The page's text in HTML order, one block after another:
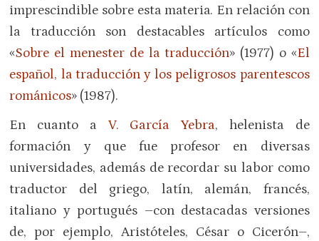
imprescindible sobre esta materia. En relación con
la traducción son destacables artículos como
«Sobre el menester de la traducción» (1977) o «El
español, la traducción y los peligrosos parentescos
románicos» (1987).
En cuanto a V. García Yebra, helenista de
formación y que fue profesor en diversas
universidades, además de recordar su labor como
traductor del griego, latín, alemán, francés,
italiano y portugués –con destacadas versiones
de, por ejemplo, Aristóteles, César o Cicerón–,